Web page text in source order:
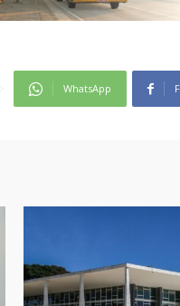
WhatsApp